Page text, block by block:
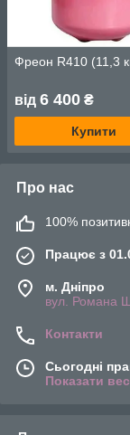
Фреон R410 (11,3
від 6 400 ₴
Купити
Про нас
100%
Працює з
м. Дніпро
вул. Романа
Контакти
Сьогодні
Показати